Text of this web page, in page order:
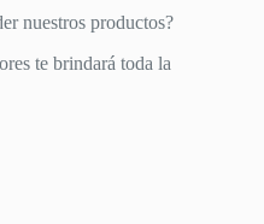
nuestros productos?
te brindará toda la